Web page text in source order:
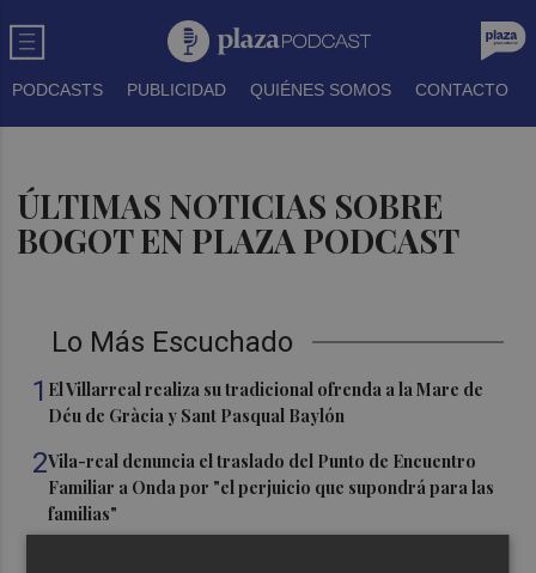
PODCASTS PUBLICIDAD QUIÉNES SOMOS CONTACTO
ÚLTIMAS NOTICIAS SOBRE
BOGOT EN PLAZA PODCAST
Lo Más Escuchado
1 El Villarreal realiza su tradicional ofrenda a la Mare de
Déu de Gràcia y Sant Pasqual Baylón
2Vila-real denuncia el traslado del Punto de Encuentro
Familiar a Onda por "el perjuicio que supondrá para las
familias"